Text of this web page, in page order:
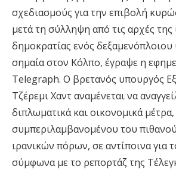
σχεδιασμούς για την επιβολή
μετά τη σύλληψη από τις αρχές της
δημοκρατίας ενός
σημαία στον Κόλπο, έγραψε η
Telegraph. Ο βρετανός υπουργός
Τζέρεμι Χαντ αναμένεται να
διπλωματικά και οικονομικά μέτρα,
συμπεριλαμβανομένου του
ιρανικών πόρων, σε αντίποινα για
σύμφωνα με το ρεπορτάζ της